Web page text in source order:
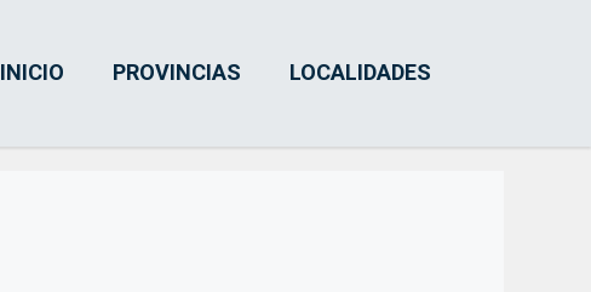
INICIO PROVINCIAS LOCALIDADES